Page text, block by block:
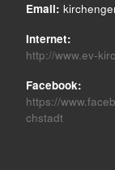
Email:
Internet:
http://www.ev-
Facebook:
https://
chstadt